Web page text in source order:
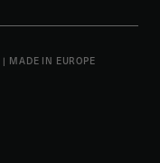
| MADE IN EUROPE